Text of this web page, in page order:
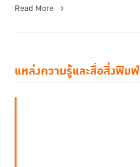
Read More
แหล่งความรู้และสื่อสิ่งพิมพ์